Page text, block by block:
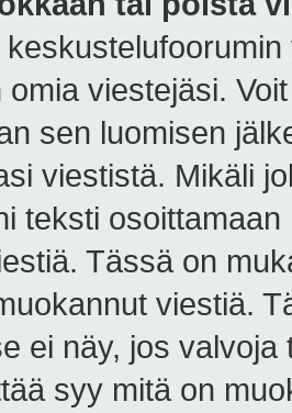
omia viestejäsi.
sen luomisen
viestistä. Mikäli
teksti
Tässä on
viestiä.
ei näy, jos
syy mitä on